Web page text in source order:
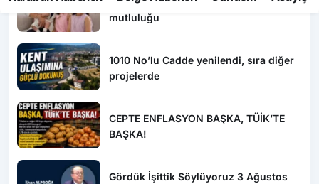
mutluluğu
1010 No’lu Cadde yenilendi, sıra diğer
projelerde
CEPTE ENFLASYON BAŞKA, TÜİK’TE
BAŞKA!
Gördük İşittik Söylüyoruz 3 Ağustos